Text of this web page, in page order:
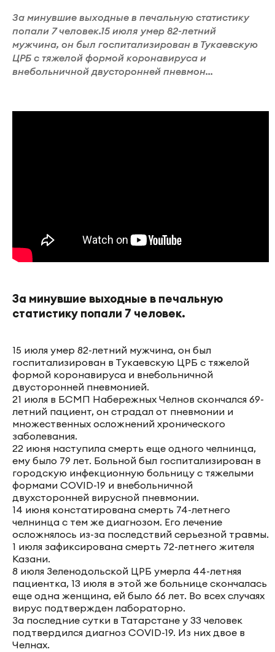
За минувшие выходные в печальную статистику
попали 7 человек.15 июля умер 82-летний
мужчина, он был госпитализирован в Тукаевскую
ЦРБ с тяжелой формой коронавируса и
внебольничной двусторонней пневмон...
За минувшие выходные в печальную
статистику попали 7 человек.
15 июля умер 82-летний мужчина, он был
госпитализирован в Тукаевскую ЦРБ с тяжелой
формой коронавируса и внебольничной
двусторонней пневмонией.
21 июля в БСМП Набережных Челнов скончался 69-
летний пациент, он страдал от пневмонии и
множественных осложнений хронического
заболевания.
22 июня наступила смерть еще одного челнинца,
ему было 79 лет. Больной был госпитализирован в
городскую инфекционную больницу с тяжелыми
формами COVID-19 и внебольничной
двухсторонней вирусной пневмонии.
14 июня констатирована смерть 74-летнего
челнинца с тем же диагнозом. Его лечение
осложнялось из-за последствий серьезной травмы.
1 июля зафиксирована смерть 72-летнего жителя
Казани.
8 июля Зеленодольской ЦРБ умерла 44-летняя
пациентка, 13 июля в этой же больнице скончалась
еще одна женщина, ей было 66 лет. Во всех случаях
вирус подтвержден лабораторно.
За последние сутки в Татарстане у 33 человек
подтвердился диагноз COVID-19. Из них двое в
Челнах.